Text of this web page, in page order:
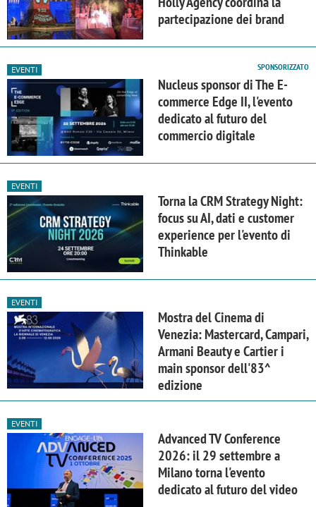
partecipazione dei brand
EVENTI SPONSORIZZATO
Nucleus sponsor di The E-
commerce Edge II, l'evento
dedicato al futuro del
commercio digitale
EVENTI
Torna la CRM Strategy Night:
focus su AI, dati e customer
experience per l'evento di
Thinkable
EVENTI
Mostra del Cinema di
Venezia: Mastercard, Campari,
Armani Beauty e Cartier i
main sponsor dell'83^
edizione
EVENTI
Advanced TV Conference
2026: il 29 settembre a
Milano torna l'evento
dedicato al futuro del video